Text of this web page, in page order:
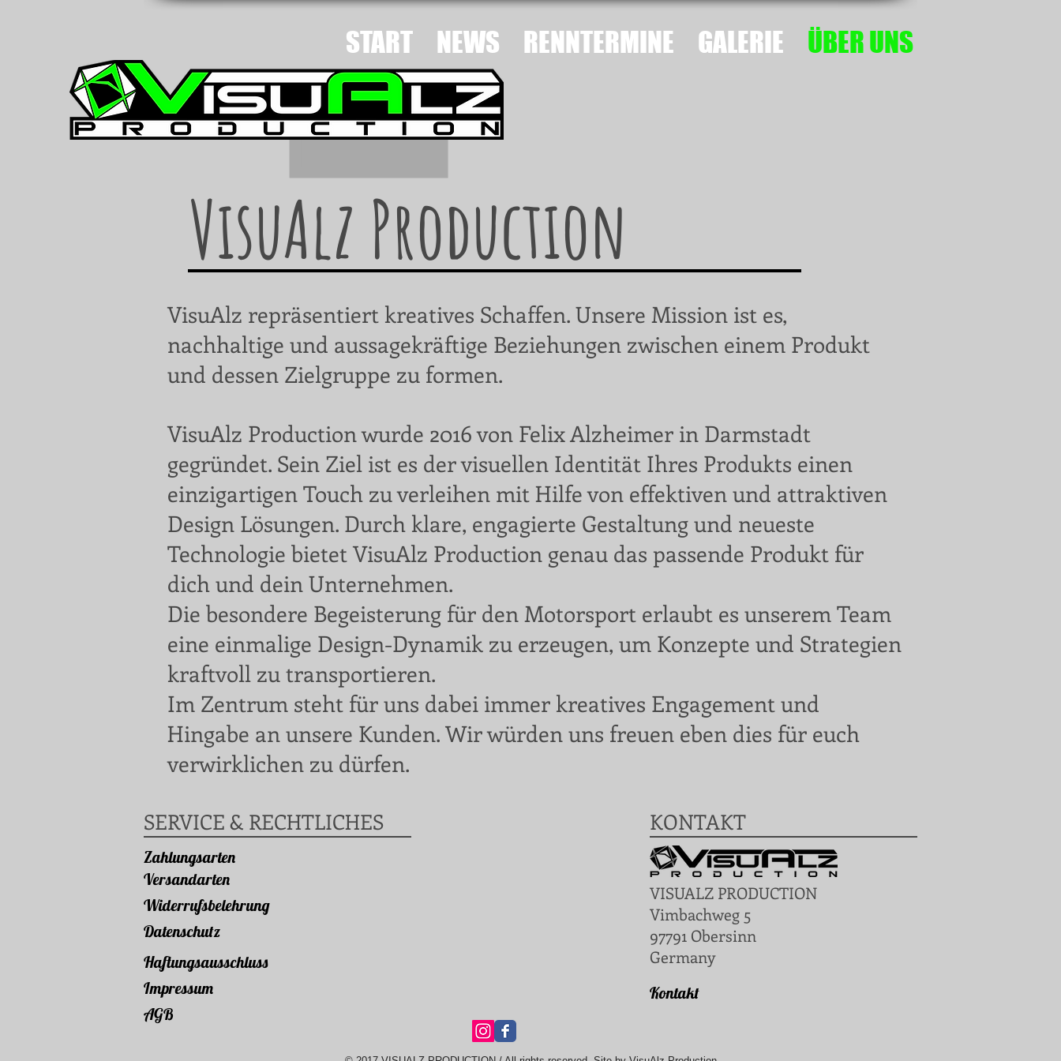
START NEWS RENNTERMINE GALERIE ÜBER UNS
VisuAlz Production
VisuAlz repräsentiert kreatives Schaffen. Unsere Mission ist es,
nachhaltige und aussagekräftige Beziehungen zwischen einem Produkt
und dessen Zielgruppe zu formen.
VisuAlz Production wurde 2016 von Felix Alzheimer in Darmstadt
gegründet. Sein Ziel ist es der visuellen Identität Ihres Produkts einen
einzigartigen Touch zu verleihen mit Hilfe von effektiven und attraktiven
Design Lösungen. Durch klare, engagierte Gestaltung und neueste
Technologie bietet VisuAlz Production genau das passende Produkt für
dich und dein Unternehmen.
Die besondere Begeisterung für den Motorsport erlaubt es unserem Team
eine einmalige Design-Dynamik zu erzeugen, um Konzepte und Strategien
kraftvoll zu transportieren.
Im Zentrum steht für uns dabei immer kreatives Engagement und
Hingabe an unsere Kunden. Wir würden uns freuen eben dies für euch
verwirklichen zu dürfen.
SERVICE & RECHTLICHES KONTAKT
Zahlungsarten
Versandarten
Widerrufsbelehrung
Datenschutz
Haftungsausschluss
Impressum
AGB
VISUALZ PRODUCTION
Vimbachweg 5
97791 Obersinn
Germany
Kontakt